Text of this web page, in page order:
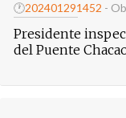
🕐202401291452 -
Presidente
del Puente